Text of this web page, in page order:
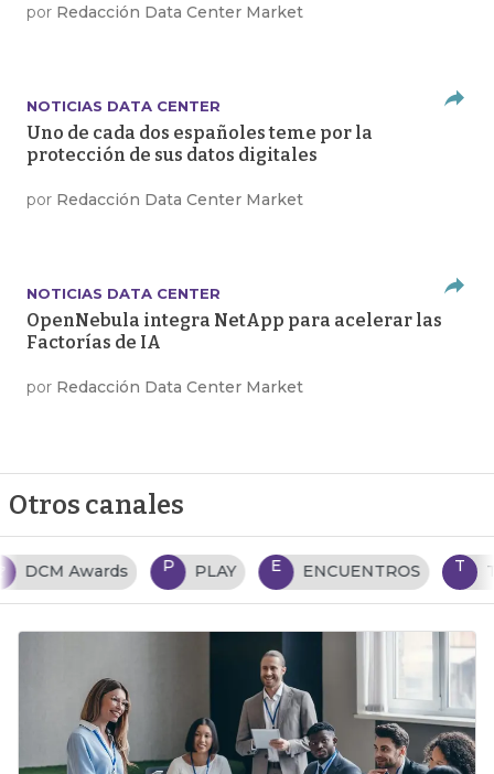
por Redacción Data Center Market
NOTICIAS DATA CENTER
Uno de cada dos españoles teme por la
protección de sus datos digitales
por Redacción Data Center Market
NOTICIAS DATA CENTER
OpenNebula integra NetApp para acelerar las
Factorías de IA
por Redacción Data Center Market
Otros canales
P PLAY E ENCUENTROS T TENDENCIAS TI